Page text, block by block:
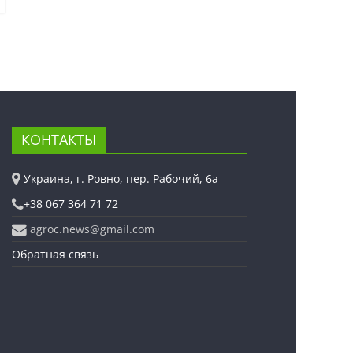
КОНТАКТЫ
Украина, г. Ровно, пер. Рабочий, 6а
+38 067 364 71 72
agroc.news@gmail.com
Обратная связь